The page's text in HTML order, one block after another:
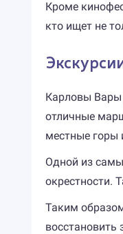
Кроме
кто ищет не
Карловы Вары
отличные
местные горы
Одной из
окрестности.
Таким
восстановить